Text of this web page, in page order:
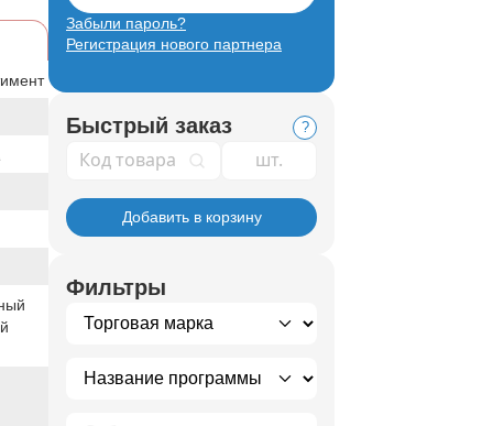
Забыли пароль?
Регистрация нового партнера
Быстрый заказ ?
Код товара
Добавить в корзину
Фильтры